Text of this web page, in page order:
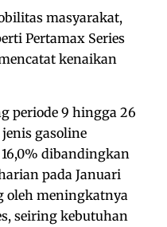
masyarakat,
Pertamax Series
kenaikan
periode 9 hingga 26
gasoline
dibandingkan
pada Januari
oleh meningkatnya
seiring kebutuhan